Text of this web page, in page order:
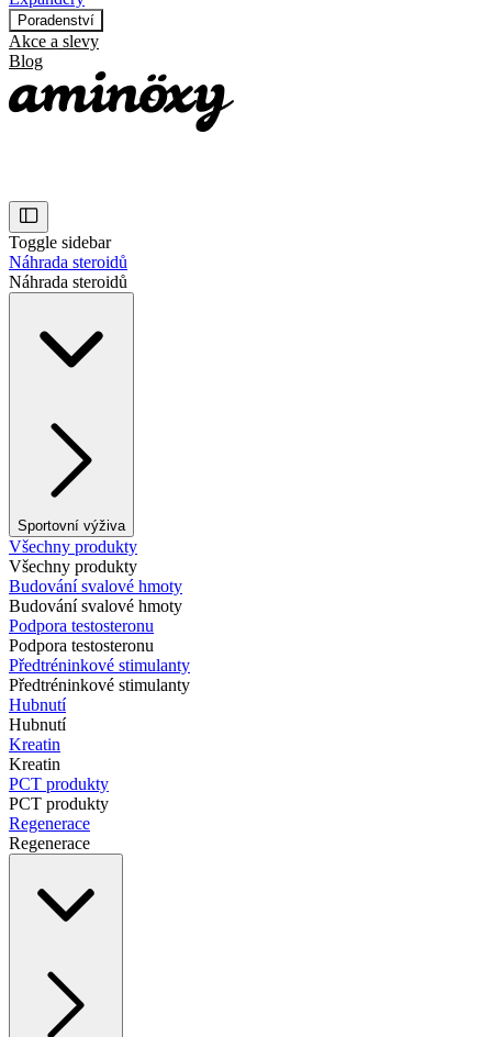
Poradenství
Akce a slevy
Blog
Toggle sidebar
Náhrada steroidů
Náhrada steroidů
Sportovní výživa
Všechny produkty
Všechny produkty
Budování svalové hmoty
Budování svalové hmoty
Podpora testosteronu
Podpora testosteronu
Předtréninkové stimulanty
Předtréninkové stimulanty
Hubnutí
Hubnutí
Kreatin
Kreatin
PCT produkty
PCT produkty
Regenerace
Regenerace